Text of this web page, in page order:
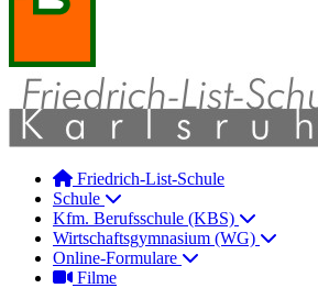
Friedrich-List-Schule
Schule
Kfm. Berufsschule (KBS)
Wirtschaftsgymnasium (WG)
Online-Formulare
Filme